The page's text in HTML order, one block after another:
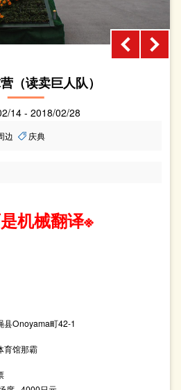
（读卖巨人队）
14 - 2018/02/28
边 庆典
机械翻译※
县Onoyama町42-1
育馆那霸